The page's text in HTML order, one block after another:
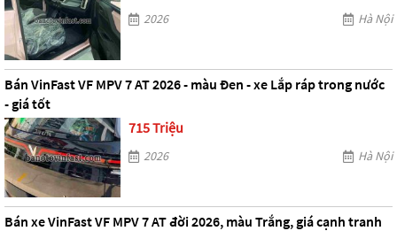
2026 Hà Nội
Bán VinFast VF MPV 7 AT 2026 - màu Đen - xe Lắp ráp trong nước
- giá tốt
715 Triệu
2026 Hà Nội
Bán xe VinFast VF MPV 7 AT đời 2026, màu Trắng, giá cạnh tranh